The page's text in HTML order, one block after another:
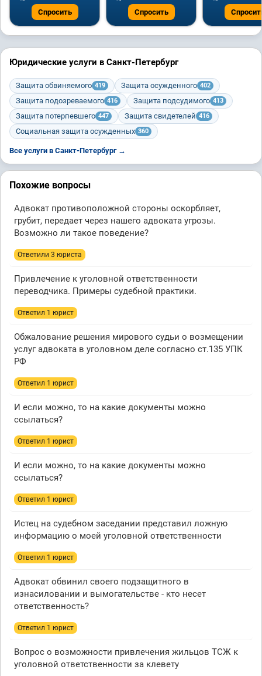
Спросить Спросить
Юридические услуги в Санкт-Петербург
Защита обвиняемого 419 Защита осужденного 402
Защита подозреваемого 416 Защита подсудимого 413
Защита потерпевшего 447 Защита свидетелей 416
Социальная защита осужденных 360
Все услуги в Санкт-Петербург →
Похожие вопросы
Адвокат противоположной стороны оскорбляет,
грубит, передает через нашего адвоката угрозы.
Возможно ли такое поведение?
Ответили 3 юристa
Привлечение к уголовной ответственности
переводчика. Примеры судебной практики.
Ответил 1 юрист
Обжалование решения мирового судьи о возмещении
услуг адвоката в уголовном деле согласно ст.135 УПК
РФ
Ответил 1 юрист
И если можно, то на какие документы можно
ссылаться?
Ответил 1 юрист
И если можно, то на какие документы можно
ссылаться?
Ответил 1 юрист
Истец на судебном заседании представил ложную
информацию о моей уголовной ответственности
Ответил 1 юрист
Адвокат обвинил своего подзащитного в
изнасиловании и вымогательстве - кто несет
ответственность?
Ответил 1 юрист
Вопрос о возможности привлечения жильцов ТСЖ к
уголовной ответственности за клевету